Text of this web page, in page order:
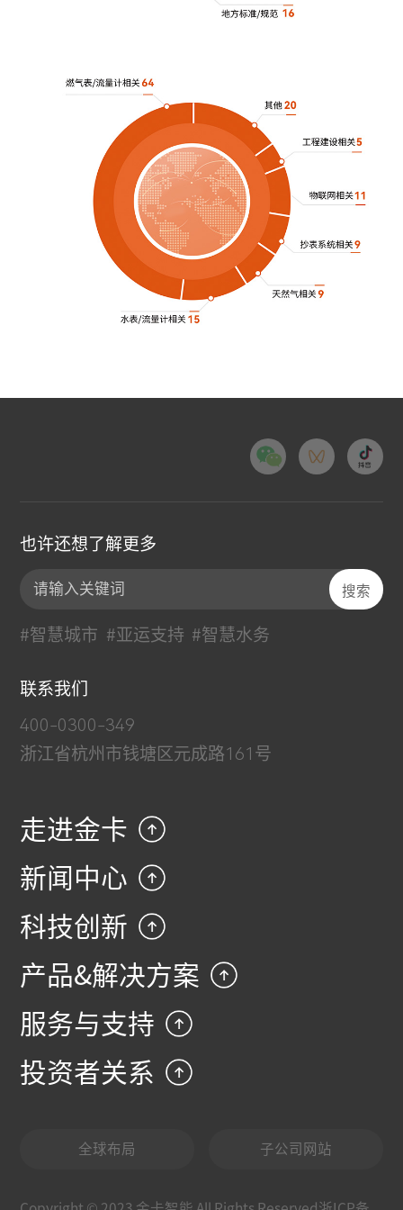
也许还想了解更多
#智慧城市 #亚运支持 #智慧水务
联系我们
400-0300-349
浙江省杭州市钱塘区元成路161号
走进金卡
新闻中心
科技创新
产品&解决方案
服务与支持
投资者关系
全球布局 子公司网站